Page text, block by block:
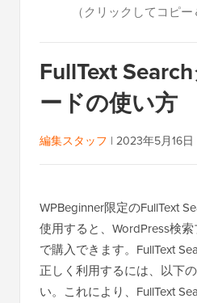
（クリックしてコピ
FullText
ードの使い方
編集スタッフ | 2023年5月16日
WPBeginner限定のFullText
使用すると、WordPress検
で購入できます。FullText
正しく利用するには、以下
い。これにより、FullText